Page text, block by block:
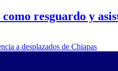
resguardo y